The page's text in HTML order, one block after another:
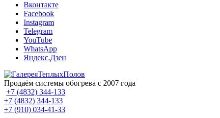
Вконтакте
Facebook
Instagram
Telegram
YouTube
WhatsApp
Яндекс.Дзен
Продаём системы обогрева с 2007 года
+7 (4832) 344-133
+7 (4832) 344-133
+7 (910) 034-41-33